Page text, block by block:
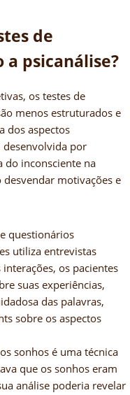
de
a psicanálise?
os testes de
menos estruturados e
dos aspectos
desenvolvida por
do inconsciente na
motivações e
questionários
utiliza entrevistas
os pacientes
suas experiências,
das palavras,
sobre os aspectos
sonhos é uma técnica
que os sonhos eram
análise poderia revelar